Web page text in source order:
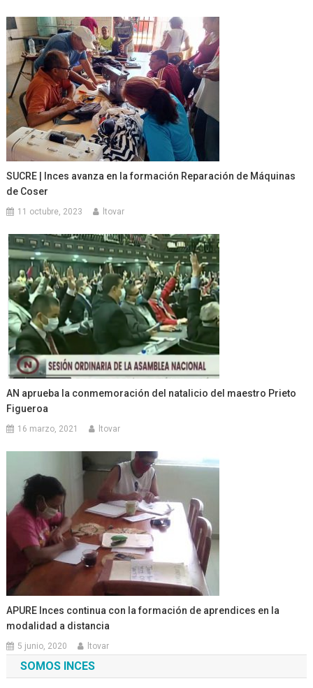
SUCRE | Inces avanza en la formación Reparación de Máquinas
de Coser
11 octubre, 2023 ltovar
AN aprueba la conmemoración del natalicio del maestro Prieto
Figueroa
16 marzo, 2021 ltovar
APURE Inces continua con la formación de aprendices en la
modalidad a distancia
5 junio, 2020 ltovar
SOMOS INCES